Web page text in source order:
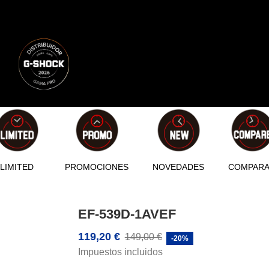
LIMITED PROMOCIONES NOVEDADES
EF-539D-1AVEF
119,20 € 149,00 € -20%
Impuestos incluidos